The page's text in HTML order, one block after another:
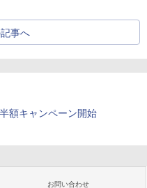
事へ
額キャンペーン開始
お問い合わせ